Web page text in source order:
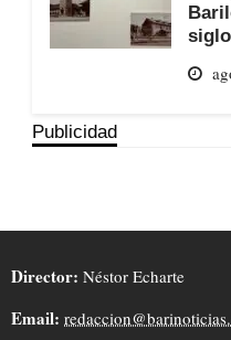
Publicidad
Director: Néstor Echarte
Email: